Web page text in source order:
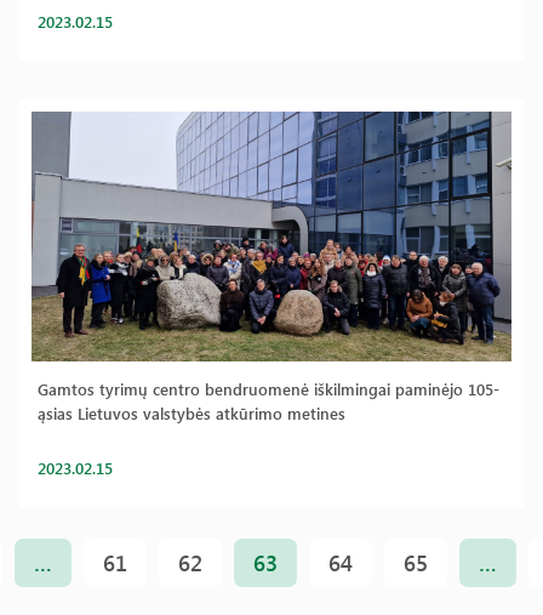
2023.02.15
Gamtos tyrimų centro bendruomenė iškilmingai paminėjo 105-
ąsias Lietuvos valstybės atkūrimo metines
2023.02.15
… 61 62 63 64 65 …